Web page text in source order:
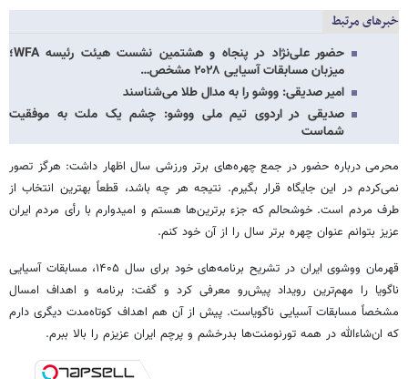
خبرهای مرتبط
حضور علی‌نژاد در پنجاه و هشتمین نشست هیئت رئیسه WFA؛
میزبان مسابقات آسیایی ۲۰۲۸ مشخص…
امیر صدیقی: ووشو را به مدال طلا می‌شناسند
صدیقی در اردوی تیم ملی ووشو: چشم یک ملت به موفقیت
شماست
محرمی درباره حضور در جمع چهره‌های برتر ورزشی سال اظهار داشت: هرگز تصور
نمی‌کردم در این جایگاه قرار بگیرم. نتیجه هر چه باشد، قطعاً بهترین انتخاب از
طرف مردم است. خوشحالم که جزء برترین‌ها هستم و امیدوارم با رأی مردم ایران
عزیز بتوانم عنوان چهره برتر سال را از آن خود کنم.
قهرمان ووشوی ایران در تشریح برنامه‌های خود برای سال ۱۴۰۵، مسابقات آسیایی
ناگویا را مهم‌ترین رویداد پیش‌رو معرفی کرد و گفت: برنامه و اهداف امسال
مشخصاً مسابقات آسیایی ناگویاست. پیش از آن هم اهداف کوتاه‌مدت دیگری دارم
که ان‌شاءالله در همه تورنومنت‌ها بدرخشم و پرچم ایران عزیزم را بالا ببرم.